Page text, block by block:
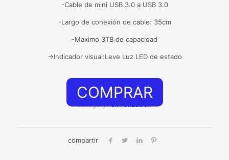
-Cable de mini USB 3.0 a USB 3.0
-Largo de conexión de cable: 35cm
-Maximo 3TB de capacidad
->Indicador visual:Leve Luz LED de estado
COMPRAR
Category:Climatización
compartir